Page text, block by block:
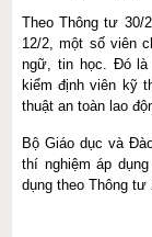
Theo Thông tư 30/
12/2, một số viên
ngữ, tin học. Đó là
kiểm định viên kỹ
thuật an toàn lao
Bộ Giáo dục và
thí nghiệm áp
dụng theo Thông tư